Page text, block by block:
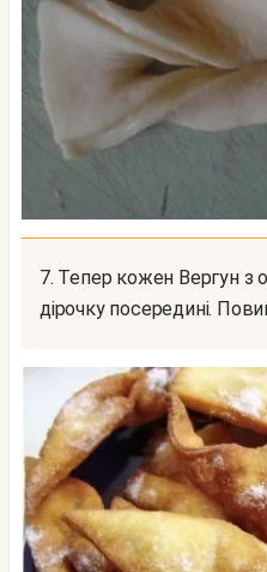
7. Тепер кожен Вергун з одного краю протягуємо в
дірочку посередині.